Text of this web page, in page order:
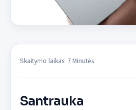
Skaitymo laikas: 7 Minutės
Santrauka